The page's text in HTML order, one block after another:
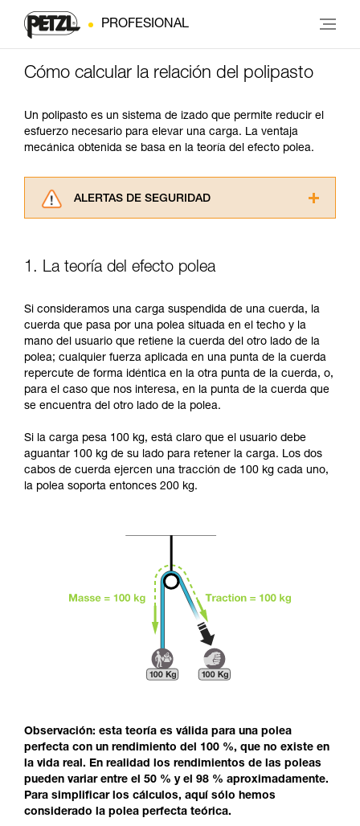
PROFESIONAL
Cómo calcular la relación del polipasto
Un polipasto es un sistema de izado que permite reducir el
esfuerzo necesario para elevar una carga. La ventaja
mecánica obtenida se basa en la teoría del efecto polea.
ALERTAS DE SEGURIDAD
consultarlo. Usted debe comprender la
información de la ficha técnica para poder
Dominar estas técnicas requiere una formación
y un entrenamiento específico. Confirme a
través de un profesional su capacidad para
ejecutar estas técnicas, solo y con total
seguridad, antes de ejecutarlas de forma
autónoma.
Damos ejemplos de técnicas relacionadas con
describimos aquí.
1. La teoría del efecto polea
Si consideramos una carga suspendida de una cuerda, la
cuerda que pasa por una polea situada en el techo y la
mano del usuario que retiene la cuerda del otro lado de la
polea; cualquier fuerza aplicada en una punta de la cuerda
repercute de forma idéntica en la otra punta de la cuerda, o,
para el caso que nos interesa, en la punta de la cuerda que
se encuentra del otro lado de la polea.
Si la carga pesa 100 kg, está claro que el usuario debe
aguantar 100 kg de su lado para retener la carga. Los dos
cabos de cuerda ejercen una tracción de 100 kg cada uno,
la polea soporta entonces 200 kg.
Observación: esta teoría es válida para una polea
perfecta con un rendimiento del 100 %, que no existe en
la vida real. En realidad los rendimientos de las poleas
pueden variar entre el 50 % y el 98 % aproximadamente.
Para simplificar los cálculos, aquí sólo hemos
considerado la polea perfecta teórica.